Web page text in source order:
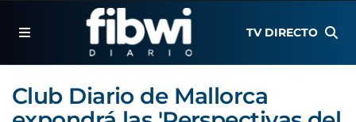
TV DIRECTO
Club Diario de Mallorca